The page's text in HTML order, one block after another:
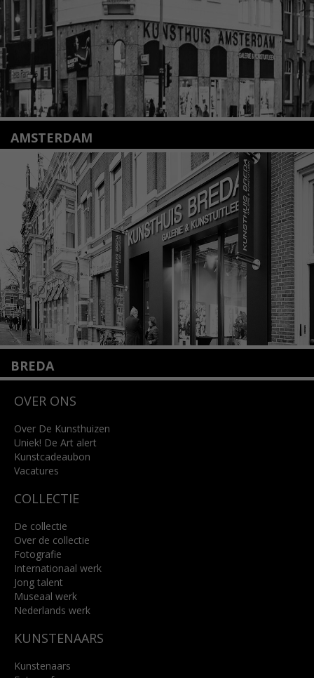
Lees meer
AMSTERDAM
Amstelveenseweg 135
1075 VX Amsterdam
+31 (0)20 2332546
info@kunsthuisamsterdam.nl
Lees meer
BREDA
4818 SB Breda
info@kunsthuisbreda.nl
Lees meer
OVER ONS
Over De Kunsthuizen
Uniek! De Art alert
Kunstcadeaubon
Vacatures
COLLECTIE
De collectie
Over de collectie
Fotografie
Internationaal werk
Jong talent
Museaal werk
Nederlands werk
KUNSTENAARS
Kunstenaars